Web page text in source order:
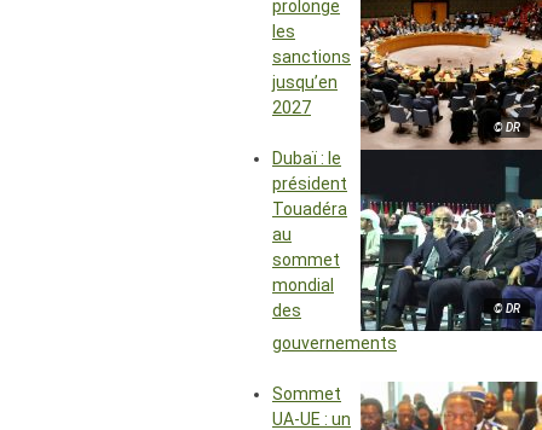
© DR
prolonge
les
sanctions
jusqu’en
2027
© DR
Dubaï : le
président
Touadéra
au
sommet
mondial
des
gouvernements
Sommet
UA-UE : un